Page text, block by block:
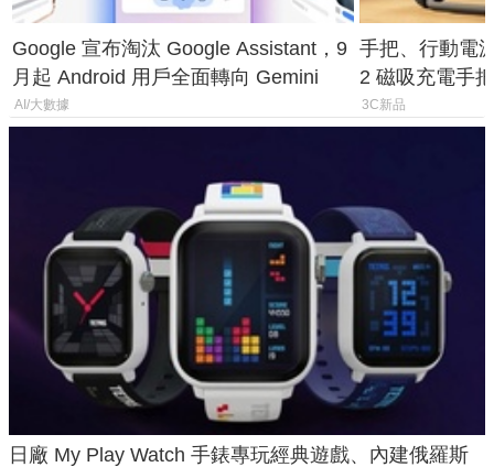
Google 宣布淘汰 Google Assistant，9
月起 Android 用戶全面轉向 Gemini
AI/大數據
手把、行動電
2 磁吸充電手
倍
3C新品
日廠 My Play Watch 手錶專玩經典遊戲、內建俄羅斯